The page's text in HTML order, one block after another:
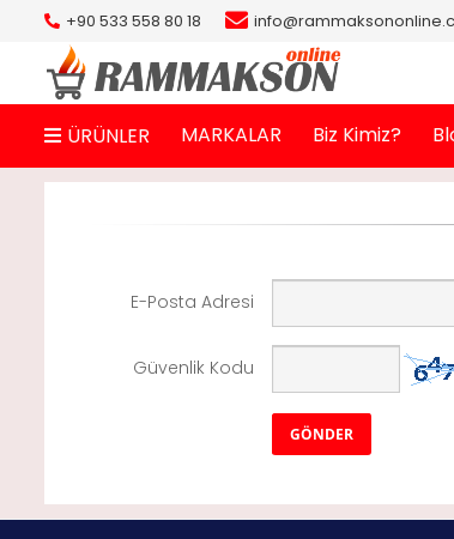
+90 533 558 80 18
ÜRÜNLER MARKALAR Biz Kimiz?
E-Posta Adresi
Güvenlik Kodu
GÖNDER